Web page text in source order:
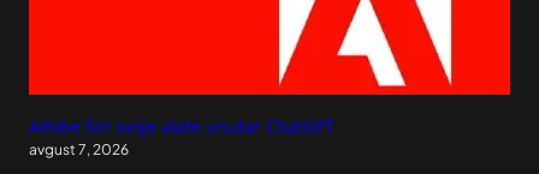
Adobe širi svoje alate unutar ChatGPT
avgust 7, 2026